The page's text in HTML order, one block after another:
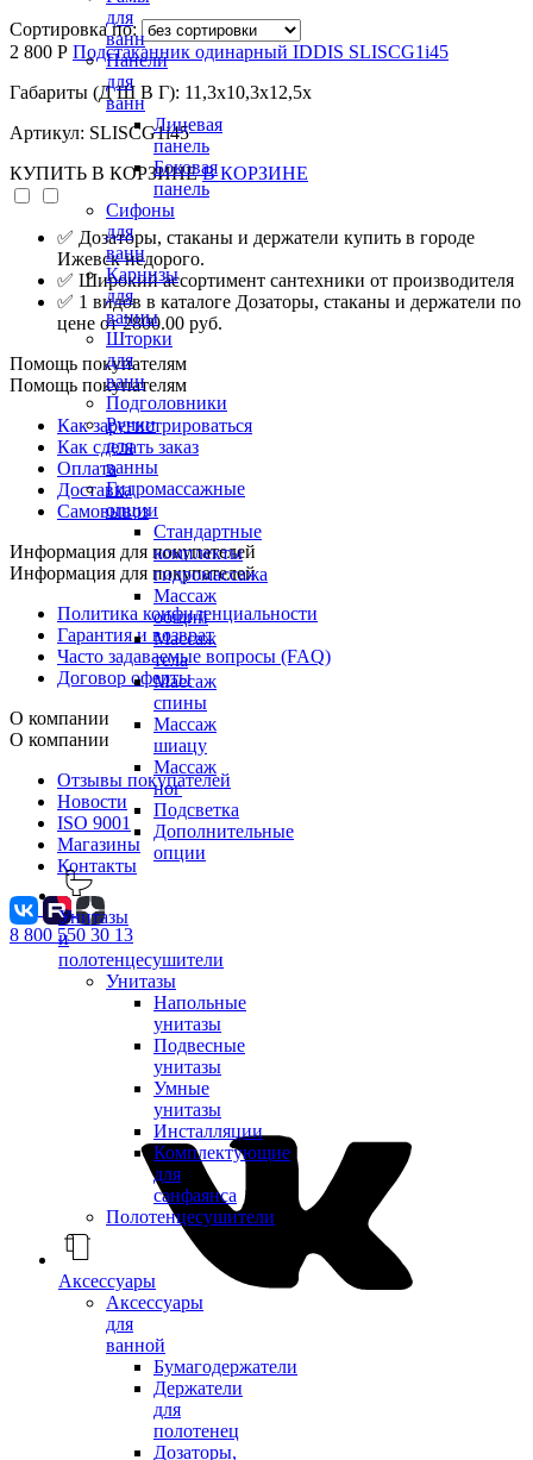
для
ванн
Панели
для
ванн
Лицевая
панель
Боковая
панель
Сифоны
для
ванн
Карнизы
для
ванны
Шторки
для
ванн
Подголовники
Ручки
для
ванны
Гидромассажные
опции
Стандартные
комплекты
гидромассажа
Массаж
общий
Массаж
тела
Массаж
спины
Массаж
шиацу
Массаж
ног
Подсветка
Дополнительные
опции
Унитазы
и
полотенцесушители
Унитазы
Напольные
унитазы
Подвесные
унитазы
Умные
унитазы
Инсталляции
Комплектующие
для
санфаянса
Полотенцесушители
Аксессуары
Аксессуары
для
ванной
Бумагодержатели
Держатели
для
полотенец
Дозаторы,
Сортировка по:
2 800 Р Подстаканник одинарный IDDIS SLISCG1i45
Габариты (Д Ш В Г): 11,3x10,3x12,5x
Артикул: SLISCG1i45
КУПИТЬ В КОРЗИНЕ В КОРЗИНЕ
✅ Дозаторы, стаканы и держатели купить в городе
Ижевск недорого.
✅ Широкий ассортимент сантехники от производителя
✅ 1 видов в каталоге Дозаторы, стаканы и держатели по
цене от 2800.00 руб.
Помощь покупателям
Помощь покупателям
Как зарегистрироваться
Как сделать заказ
Оплата
Доставка
Самовывоз
Информация для покупателей
Информация для покупателей
Политика конфиденциальности
Гарантия и возврат
Часто задаваемые вопросы (FAQ)
Договор оферты
О компании
О компании
Отзывы покупателей
Новости
ISO 9001
Магазины
Контакты
8 800 550 30 13